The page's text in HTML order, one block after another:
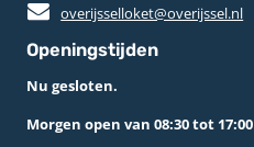
overijsselloket@overijssel.nl
Openingstijden
Nu gesloten.
Morgen open van 08:30 tot 17:00